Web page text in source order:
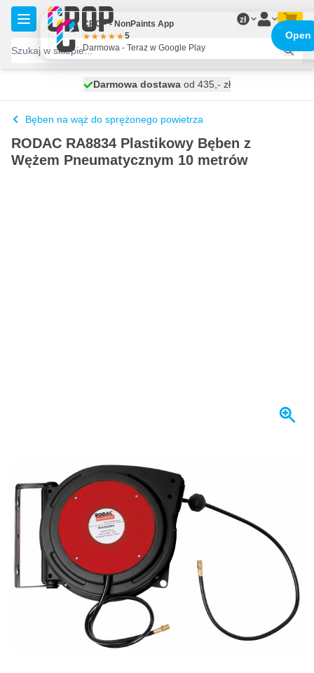
Przejdź do treści
zł
wysyłka dzisiaj
Darmowa dostawa od 435,- zł
100 dni
Bęben na wąż do sprężonego powietrza
RODAC RA8834 Plastikowy Bęben z
Wężem Pneumatycznym 10 metrów
796,09zł
Ilość
Dodaj do koszyka
Zamów przed 23:59,
wysyłka dzisiaj
Darmowa dostawaod 435,- zł
na zwrot i wymianę
Opinie klientów:
(7 072 recenzji)
CROP - NonPaints App
5
Darmowa - Teraz w Google Play
Open